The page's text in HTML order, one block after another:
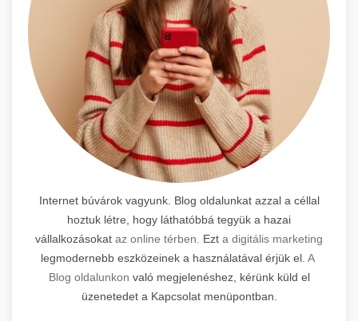
Internet búvárok vagyunk. Blog oldalunkat azzal a céllal
hoztuk létre, hogy láthatóbbá tegyük a hazai
vállalkozásokat az online térben. Ezt a digitális marketing
legmodernebb eszközeinek a használatával érjük el. A
Blog oldalunkon való megjelenéshez, kérünk küld el
üzenetedet a Kapcsolat menüpontban.